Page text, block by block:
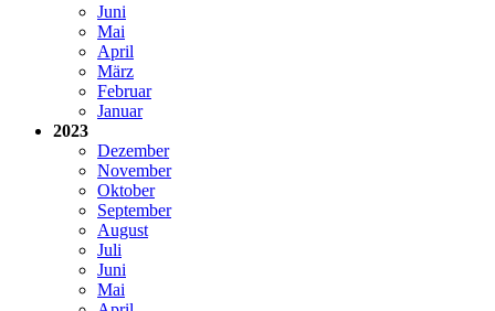
Juni
Mai
April
März
Februar
Januar
2023
Dezember
November
Oktober
September
August
Juli
Juni
Mai